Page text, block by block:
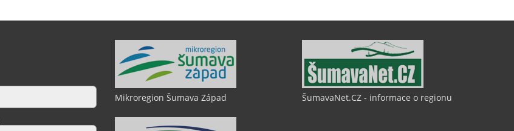
Mikroregion Šumava Západ ŠumavaNet.CZ - informace o regionu